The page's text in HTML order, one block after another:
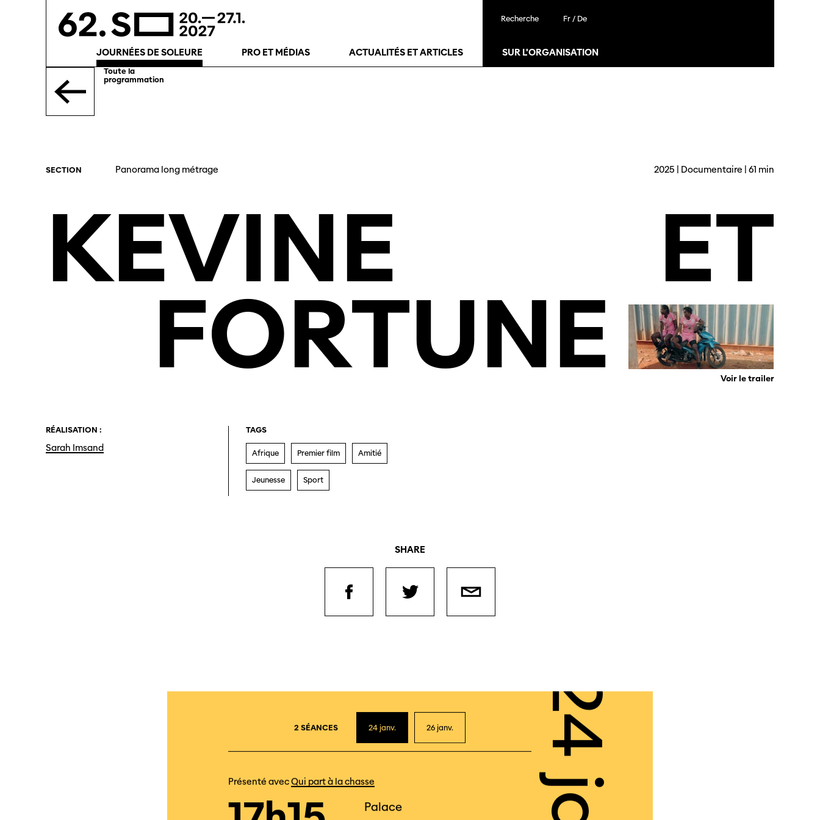
Recherche Fr / De
JOURNÉES DE SOLEURE PRO ET MÉDIAS ACTUALITÉS ET ARTICLES SUR L'ORGANISATION
Toute la
programmation
SECTION Panorama long métrage 2025 | Documentaire | 61 min
KEVINE ET
FORTUNE Voir le trailer
RÉALISATION :
Sarah Imsand
TAGS
Afrique Premier film Amitié
Jeunesse Sport
SHARE
2 SÉANCES 24 janv. 26 janv.
Présenté avecQui part à la chasse
Palace